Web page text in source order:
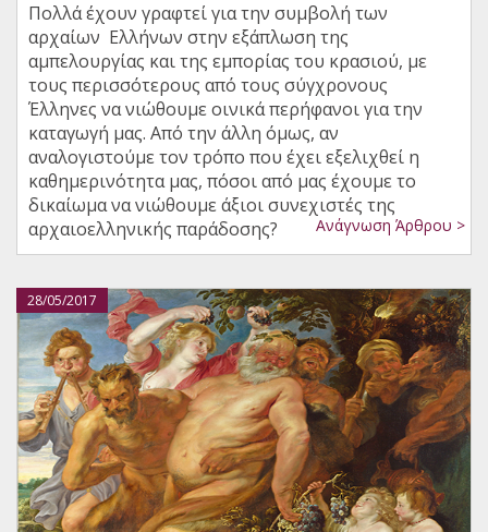
Πολλά έχουν γραφτεί για την συμβολή των
αρχαίων Ελλήνων στην εξάπλωση της
αμπελουργίας και της εμπορίας του κρασιού, με
τους περισσότερους από τους σύγχρονους
Έλληνες να νιώθουμε οινικά περήφανοι για την
καταγωγή μας. Από την άλλη όμως, αν
αναλογιστούμε τον τρόπο που έχει εξελιχθεί η
καθημερινότητα μας, πόσοι από μας έχουμε το
δικαίωμα να νιώθουμε άξιοι συνεχιστές της
αρχαιοελληνικής παράδοσης?
Ανάγνωση Άρθρου >
28/05/2017